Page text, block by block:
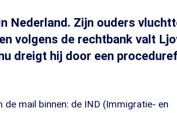
Nederland. Zijn ouders
volgens de rechtbank valt
dreigt hij door een
mail binnen: de IND (Immigratie- en